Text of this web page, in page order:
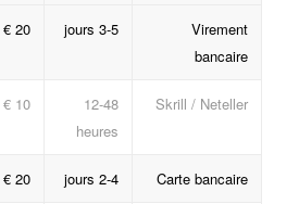
Virement
bancaire
3-5 jours
20 €
Skrill / Neteller
12-48
heures
10 €
Carte bancaire
2-4 jours
20 €